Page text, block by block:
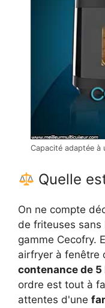
Capacité adaptée à
Quelle
On ne compte
de friteuses
gamme Cecofry.
airfryer à fenêtre
contenance de
ordre est tout à
attentes d'une